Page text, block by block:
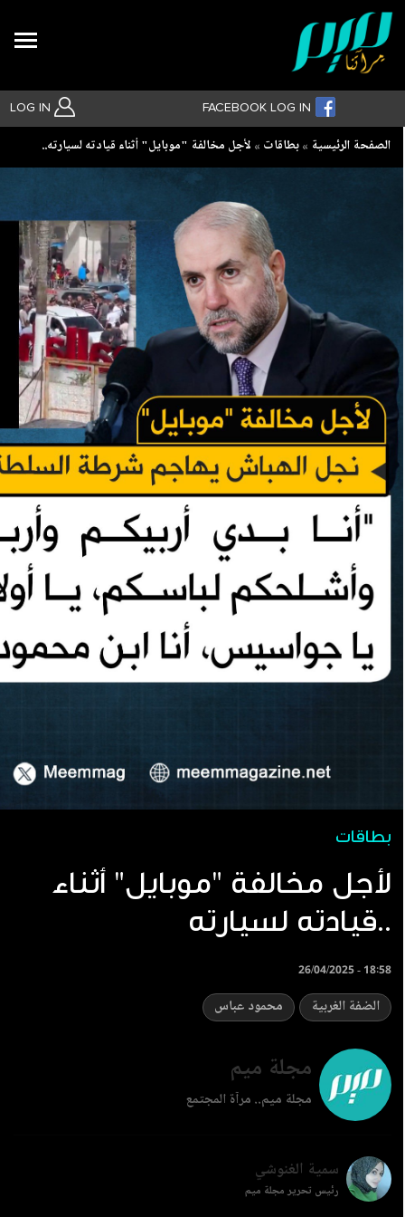
LOG IN FACEBOOK LOG IN
Breadcrumb
الصفحة الرئيسية بطاقات لأجل مخالفة "موبايل" أثناء قيادته لسيارته..
بطاقات
لأجل مخالفة "موبايل" أثناء
قيادته لسيارته..
26/04/2025 - 18:58
الضفة الغربية محمود عباس
مجلة ميم
مجلة ميم.. مرآة المجتمع
سمية الغنوشي
رئيس تحرير مجلة ميم